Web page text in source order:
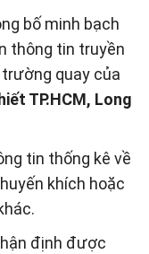
bố minh bạch
thông tin truyền
quay của
TP.HCM, Long
tin thống kê về
khích hoặc
định được